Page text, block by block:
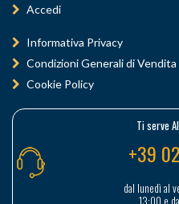
Accedi
Informativa Privacy
Condizioni Generali di Vendita
Cookie Policy
Ti serve
+39
dal lunedì al
13:00 e